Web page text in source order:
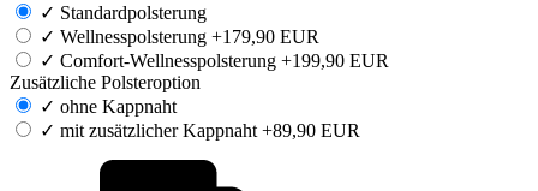
✓ Standardpolsterung
✓ Wellnesspolsterung +179,90 EUR
✓ Comfort-Wellnesspolsterung +199,90 EUR
Zusätzliche Polsteroption
✓ ohne Kappnaht
✓ mit zusätzlicher Kappnaht +89,90 EUR